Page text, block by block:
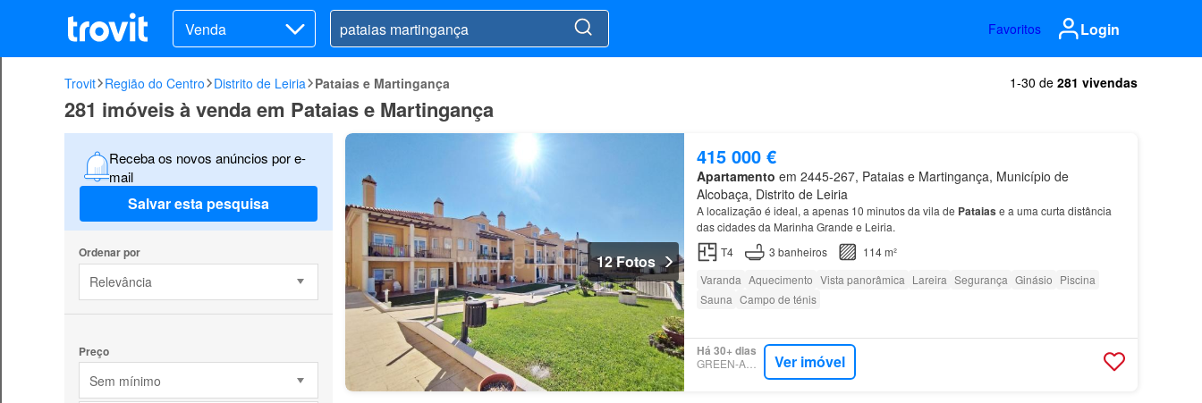
Venda Favoritos Login
Trovit Região do Centro Distrito de Leiria Pataias e Martingança 1-30 de 281 vivendas
281 imóveis à venda em Pataias e Martingança
Receba os novos anúncios por e-
mail
Salvar esta pesquisa
Ordenar por
Relevância
Preço
Sem mínimo
12 Fotos
415 000 €
Apartamento em 2445-267, Pataias e Martingança, Município de
Alcobaça, Distrito de Leiria
A localização é ideal, a apenas 10 minutos da vila de Pataias e a uma curta distância
das cidades da Marinha Grande e Leiria.
T4
3 banheiros
114 m²
Varanda Aquecimento Vista panorâmica Lareira Segurança Ginásio Piscina
Sauna Campo de ténis
Há 30+ dias
GREEN-ACRES Ver imóvel